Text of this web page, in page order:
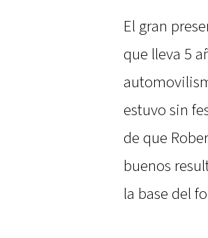
El gran
que lleva 5
estuvo sin
de que
buenos
la base del